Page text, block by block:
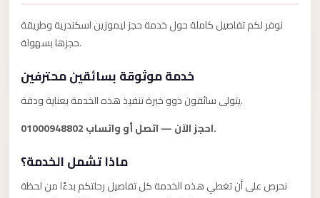
نوفر لكم تفاصيل كاملة حول خدمة حجز ليموزين اسكندرية وطريقة
حجزها بسهولة.
خدمة موثوقة بسائقين محترفين
يتولى سائقون ذوو خبرة تنفيذ هذه الخدمة بعناية ودقة.
احجز الآن — اتصل أو واتساب 01000948802.
ماذا تشمل الخدمة؟
نحرص على أن تغطي هذه الخدمة كل تفاصيل رحلتكم بدءًا من لحظة
egypt
Cairo
from
Anywhere
Transfer